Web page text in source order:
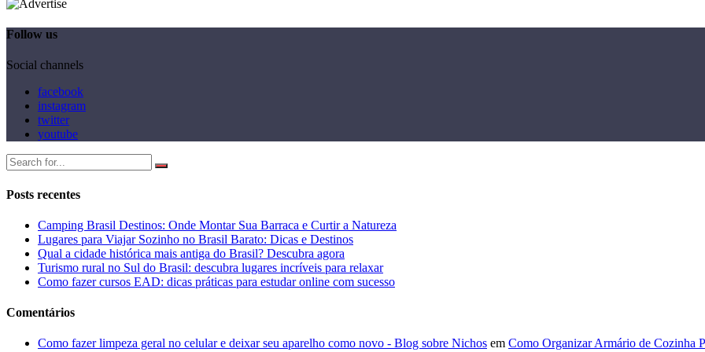
Follow us
Social channels
facebook
instagram
twitter
youtube
Posts recentes
Camping Brasil Destinos: Onde Montar Sua Barraca e Curtir a Natureza
Lugares para Viajar Sozinho no Brasil Barato: Dicas e Destinos
Qual a cidade histórica mais antiga do Brasil? Descubra agora
Turismo rural no Sul do Brasil: descubra lugares incríveis para relaxar
Como fazer cursos EAD: dicas práticas para estudar online com sucesso
Comentários
Como fazer limpeza geral no celular e deixar seu aparelho como novo - Blog sobre Nichos em Como Organizar Armário de Cozinha